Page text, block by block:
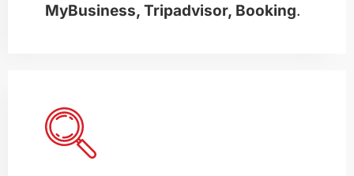
MyBusiness, Tripadvisor, Booking.